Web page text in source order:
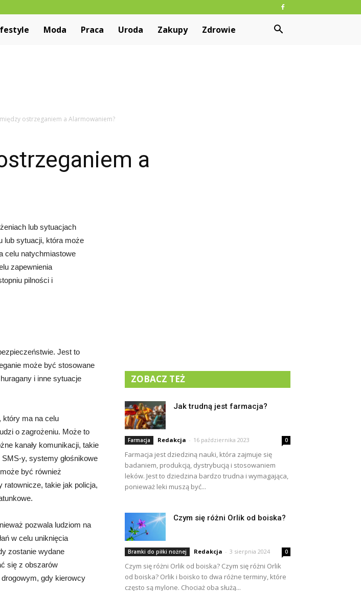
Moda Praca Uroda Zakupy Zdrowie
ostrzeganiem a Alarmowaniem?
a
lub sytuacjach
lub sytuacji, która może
celu natychmiastowe
zapewnienia
pilności i
Jest to
może być stosowane
i inne sytuacje
który ma na celu
o zagrożeniu. Może to
kanały komunikacji, takie
y, systemy głośnikowe
być również
ratownicze, takie jak policja,
pozwala ludziom na
w celu uniknięcia
zostanie wydane
się z obszarów
gdy kierowcy
ZOBACZ TEŻ
Jak trudną jest farmacja?
Farmacja Redakcja - 16 października 2023 0
Farmacja jest dziedziną nauki, która zajmuje się
badaniem, produkcją, dystrybucją i stosowaniem
leków. Jest to dziedzina bardzo trudna i wymagająca,
ponieważ leki muszą być...
Czym się różni Orlik od boiska?
Bramki do piłki nożnej Redakcja - 3 sierpnia 2024 0
Czym się różni Orlik od boiska? Czym się różni Orlik
od boiska? Orlik i boisko to dwa różne terminy, które
często są mylone. Chociaż oba służą...